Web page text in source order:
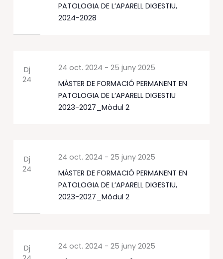
PATOLOGIA DE L’APARELL DIGESTIU,
2024-2028
Dj
24
MÀSTER DE FORMACIÓ PERMANENT EN
PATOLOGIA DE L’APARELL DIGESTIU
2023-2027_Mòdul 2
24 oct. 2024 - 25 juny 2025
Dj
24
MÀSTER DE FORMACIÓ PERMANENT EN
PATOLOGIA DE L’APARELL DIGESTIU,
2023-2027_Mòdul 2
24 oct. 2024 - 25 juny 2025
Dj
24 oct. 2024 - 25 juny 2025